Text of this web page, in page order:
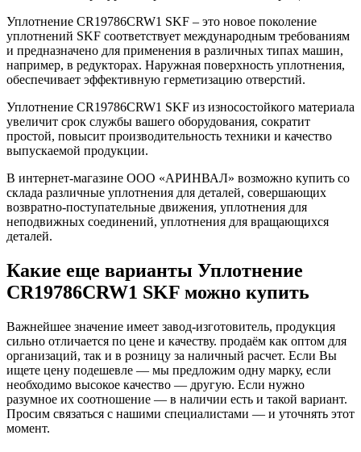
Уплотнение CR19786CRW1 SKF – это новое поколение
уплотнений SKF соответствует международным требованиям
и предназначено для применения в различных типах машин,
например, в редукторах. Наружная поверхность уплотнения,
обеспечивает эффективную герметизацию отверстий.
Уплотнение CR19786CRW1 SKF из износостойкого материала
увеличит срок службы вашего оборудования, сократит
простой, повысит производительность техники и качество
выпускаемой продукции.
В интернет-магазине ООО «АРИНВАЛ» возможно купить со
склада различные уплотнения для деталей, совершающих
возвратно-поступательные движения, уплотнения для
неподвижных соединений, уплотнения для вращающихся
деталей.
Какие еще варианты Уплотнение
CR19786CRW1 SKF можно купить
Важнейшее значение имеет завод-изготовитель, продукция
сильно отличается по цене и качеству. продаём как оптом для
организаций, так и в розницу за наличный расчет. Если Вы
ищете цену подешевле — мы предложим одну марку, если
необходимо высокое качество — другую. Если нужно
разумное их соотношение — в наличии есть и такой вариант.
Просим связаться с нашими специалистами — и уточнять этот
момент.